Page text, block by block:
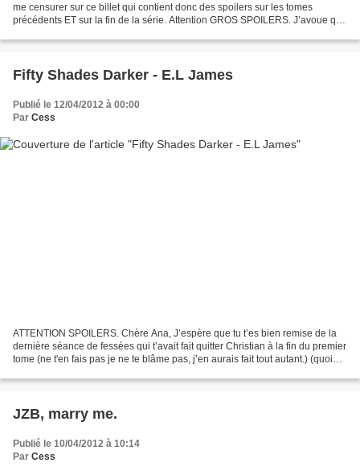
me censurer sur ce billet qui contient donc des spoilers sur les tomes
précédents ET sur la fin de la série. Attention GROS SPOILERS. J’avoue que
Fifty Shades Darker - E.L James
Publié le 12/04/2012 à 00:00
Par Cess
ATTENTION SPOILERS. Chère Ana, J’espère que tu t’es bien remise de la
dernière séance de fessées qui t’avait fait quitter Christian à la fin du premier
tome (ne t'en fais pas je ne te blâme pas, j’en aurais fait tout autant.) (quoi
JZB, marry me.
Publié le 10/04/2012 à 10:14
Par Cess